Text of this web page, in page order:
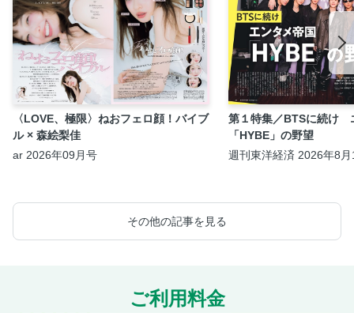
〈LOVE、極限〉ねおフェロ顔！バイブ
ル × 森絵梨佳
ar 2026年09月号
第１特集／BTSに続け
「HYBE」の野望
週刊東洋経済 2026年8
その他の記事を見る
ご利用料金